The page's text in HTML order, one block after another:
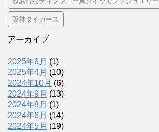
阪神タイガース
アーカイブ
2025年6月 (1)
2025年4月 (10)
2024年10月 (6)
2024年9月 (13)
2024年8月 (1)
2024年6月 (14)
2024年5月 (19)